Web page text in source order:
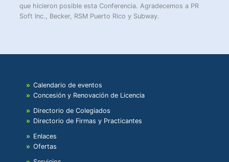
que hicieron posible esta Conferencia. Agradecemos a PR
Soft Inc., Becker, RSM Puerto Rico y Subway.
Calendario de eventos
Concesión y Renovación de Licencia
Directorio de Colegiados
Directorio de Firmas y Practicantes
Enlaces
Ofertas